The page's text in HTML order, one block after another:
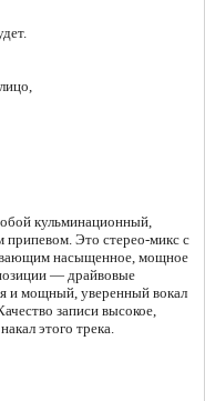
кульминационный,
припевом. Это стерео-микс с
насыщенное, мощное
— драйвовые
и мощный, уверенный вокал
записи высокое,
этого трека.